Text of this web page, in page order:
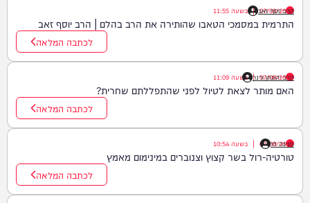
הרב יוסף זאב
07/08/26
| בשעה 11:55
התרמית במסמכי הטאבו שהותירה את הרב בהלם | הרב יוסף זאב
לכתבה המלאה
הרב יהונתן ורנר
07/08/26
| בשעה 11:09
האם מותר לצאת לטיול לפני שהתפללתם שחרית?
לכתבה המלאה
פנינה לוי
07/08/26
| בשעה 10:54
טורטיה-רול בשר קצוץ וצנוברים במינימום מאמץ
לכתבה המלאה